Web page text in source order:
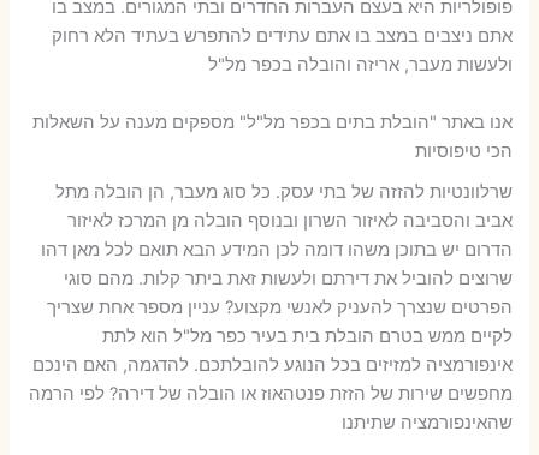
פופולריות היא בעצם העברות החדרים ובתי המגורים. במצב בו
אתם ניצבים במצב בו אתם עתידים להתפרש בעתיד הלא רחוק
ולעשות מעבר, אריזה והובלה בכפר מל"ל
אנו באתר "הובלת בתים בכפר מל"ל" מספקים מענה על השאלות
הכי טיפוסיות
שרלוונטיות להזזה של בתי עסק. כל סוג מעבר, הן הובלה מתל
אביב והסביבה לאיזור השרון ובנוסף הובלה מן המרכז לאיזור
הדרום יש בתוכן משהו דומה לכן המידע הבא תואם לכל מאן דהו
שרוצים להוביל את דירתם ולעשות זאת ביתר קלות. מהם סוגי
הפרטים שנצרך להעניק לאנשי מקצוע? עניין מספר אחת שצריך
לקיים ממש בטרם הובלת בית בעיר כפר מל"ל הוא לתת
אינפורמציה למזיזים בכל הנוגע להובלתכם. להדגמה, האם הינכם
מחפשים שירות של הזזת פנטהאוז או הובלה של דירה? לפי הרמה
שהאינפורמציה שתיתנו